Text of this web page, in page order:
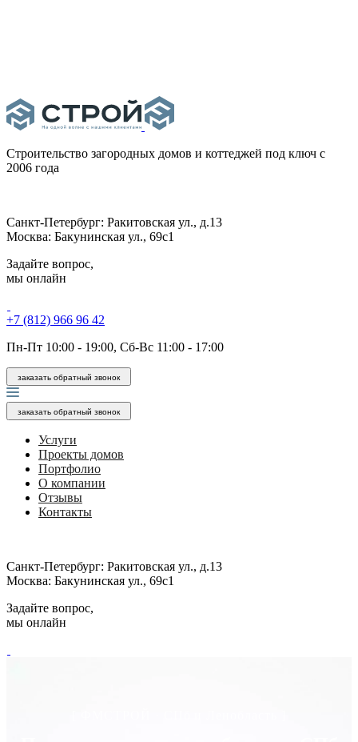
Строительство загородных домов и коттеджей под ключ с
2006 года
Санкт-Петербург: Ракитовская ул., д.13
Москва: Бакунинская ул., 69с1
Задайте вопрос,
мы онлайн
+7 (812) 966 96 42
Пн-Пт 10:00 - 19:00, Сб-Вс 11:00 - 17:00
заказать обратный звонок
заказать обратный звонок
Услуги
Проекты домов
Портфолио
О компании
Отзывы
Контакты
Санкт-Петербург: Ракитовская ул., д.13
Москва: Бакунинская ул., 69с1
Задайте вопрос,
мы онлайн